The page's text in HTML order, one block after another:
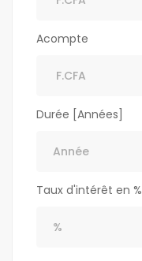
Acompte
Durée [Années]
Taux d'intérêt en %